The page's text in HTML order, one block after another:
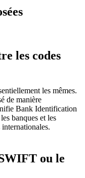
les codes
les mêmes.
de manière
Bank Identification
banques et les
ou le